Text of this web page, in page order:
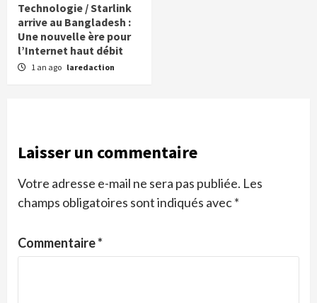
Technologie / Starlink
arrive au Bangladesh :
Une nouvelle ère pour
l’Internet haut débit
1 an ago laredaction
Laisser un commentaire
Votre adresse e-mail ne sera pas publiée. Les
champs obligatoires sont indiqués avec*
Commentaire*